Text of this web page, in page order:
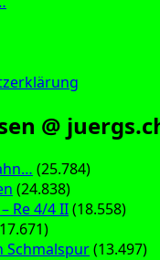
@
(25.784)
(24.838)
Re 4/4 II(18.558)
Schmalspur(13.497)